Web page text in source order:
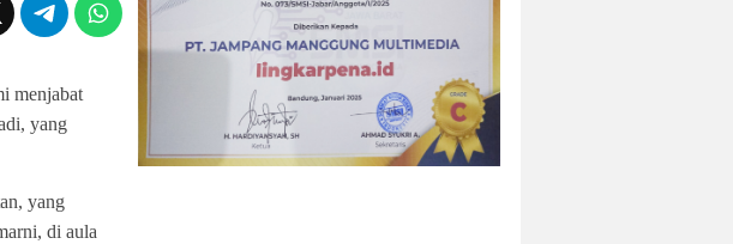
menjabat
yang
yang
di aula